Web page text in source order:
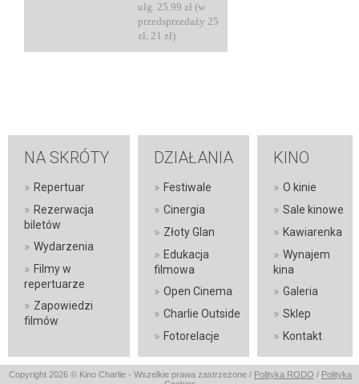
ulg. 25.99 zł (w
przedsprzedaży 25
zł, 21 zł)
NA SKRÓTY
» Repertuar
» Rezerwacja
biletów
» Wydarzenia
» Filmy w
repertuarze
» Zapowiedzi
filmów
DZIAŁANIA
» Festiwale
» Cinergia
» Złoty Glan
» Edukacja
filmowa
» Open Cinema
» Charlie Outside
» Fotorelacje
KINO
» O kinie
» Sale kinowe
» Kawiarenka
» Wynajem
kina
» Galeria
» Sklep
» Kontakt
Copyright 2026 © Kino Charlie - Wszelkie prawa zastrzeżone / Polityka RODO / Polityka